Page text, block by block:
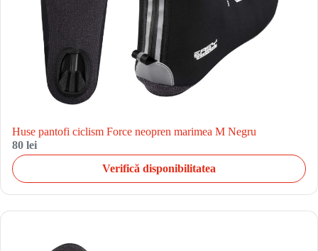
Huse pantofi ciclism Force neopren marimea M Negru
80 lei
Verifică disponibilitatea